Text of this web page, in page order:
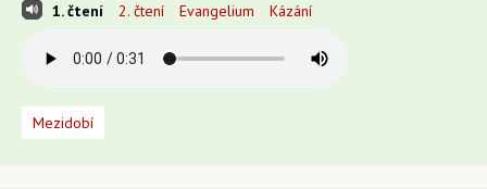
1. čtení 2. čtení Evangelium Kázání
Mezidobí